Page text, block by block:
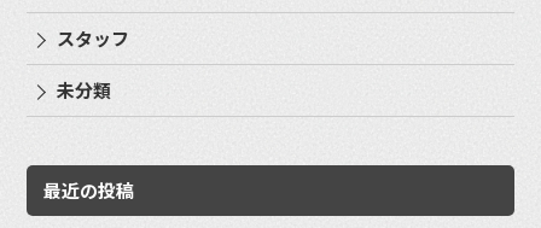
スタッフ
未分類
最近の投稿